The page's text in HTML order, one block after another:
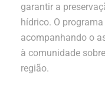
garantir a
hídrico. O
acompanhando o
à comunidade
região.